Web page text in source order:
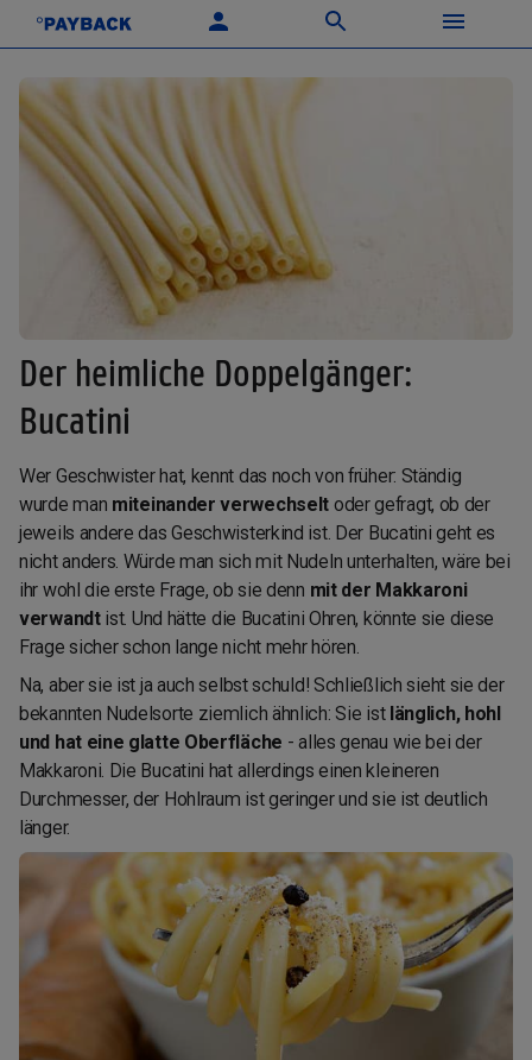
Der heimliche Doppelgänger:
Bucatini
Wer Geschwister hat, kennt das noch von früher: Ständig
wurde man miteinander verwechselt oder gefragt, ob der
jeweils andere das Geschwisterkind ist. Der Bucatini geht es
nicht anders. Würde man sich mit Nudeln unterhalten, wäre bei
ihr wohl die erste Frage, ob sie denn mit der Makkaroni
verwandt ist. Und hätte die Bucatini Ohren, könnte sie diese
Frage sicher schon lange nicht mehr hören.
Na, aber sie ist ja auch selbst schuld! Schließlich sieht sie der
bekannten Nudelsorte ziemlich ähnlich: Sie ist länglich, hohl
und hat eine glatte Oberfläche - alles genau wie bei der
Makkaroni. Die Bucatini hat allerdings einen kleineren
Durchmesser, der Hohlraum ist geringer und sie ist deutlich
länger.